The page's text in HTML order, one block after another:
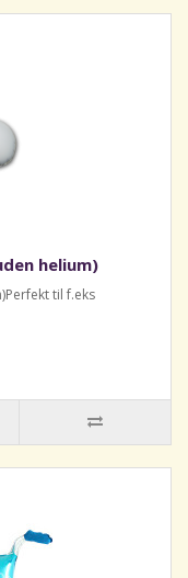
helium)
til f.eks